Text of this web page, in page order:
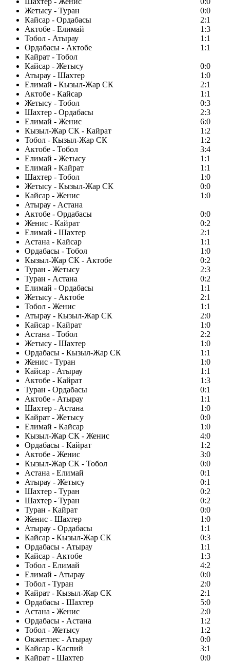
Жетысу - Туран
0:0
Кайсар - Ордабасы
2:1
Актобе - Елимай
1:3
Тобол - Атырау
1:1
Ордабасы - Актобе
1:1
Кайрат - Тобол
Кайсар - Жетысу
0:0
Атырау - Шахтер
1:0
Елимай - Кызыл-Жар СК
2:1
Актобе - Кайсар
1:1
Жетысу - Тобол
0:3
Шахтер - Ордабасы
2:3
Елимай - Женис
6:0
Кызыл-Жар СК - Кайрат
1:2
Тобол - Кызыл-Жар СК
1:2
Актобе - Тобол
3:4
Елимай - Жетысу
1:1
Елимай - Кайрат
1:1
Шахтер - Тобол
1:0
Жетысу - Кызыл-Жар СК
0:0
Кайсар - Женис
1:0
Атырау - Астана
Актобе - Ордабасы
0:0
Женис - Кайрат
0:2
Елимай - Шахтер
2:1
Астана - Кайсар
1:1
Ордабасы - Тобол
1:0
Кызыл-Жар СК - Актобе
0:2
Туран - Жетысу
2:3
Туран - Астана
0:2
Елимай - Ордабасы
1:1
Жетысу - Актобе
2:1
Тобол - Женис
1:1
Атырау - Кызыл-Жар СК
2:0
Кайсар - Кайрат
1:0
Астана - Тобол
2:2
Жетысу - Шахтер
1:0
Ордабасы - Кызыл-Жар СК
1:1
Женис - Туран
1:0
Кайсар - Атырау
1:1
Актобе - Кайрат
1:3
Туран - Ордабасы
0:1
Актобе - Атырау
1:1
Шахтер - Астана
1:0
Кайрат - Жетысу
0:0
Елимай - Кайсар
1:0
Кызыл-Жар СК - Женис
4:0
Ордабасы - Кайрат
1:2
Актобе - Женис
3:0
Кызыл-Жар СК - Тобол
0:0
Астана - Елимай
0:1
Атырау - Жетысу
0:1
Шахтер - Туран
0:2
Шахтер - Туран
0:2
Туран - Кайрат
0:0
Женис - Шахтер
1:0
Атырау - Ордабасы
1:1
Кайсар - Кызыл-Жар СК
0:3
Ордабасы - Атырау
1:1
Кайсар - Актобе
1:3
Тобол - Елимай
4:2
Елимай - Атырау
0:0
Тобол - Туран
2:0
Кайрат - Кызыл-Жар СК
2:1
Ордабасы - Шахтер
5:0
Астана - Женис
2:0
Ордабасы - Астана
1:2
Тобол - Жетысу
1:2
Окжетпес - Атырау
0:0
Кайсар - Каспий
3:1
Кайрат - Шахтер
0:0